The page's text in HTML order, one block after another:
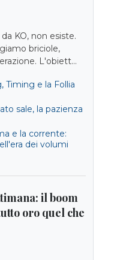
KO, non esiste.
briciole,
L'obiett...
Timing e la Follia
sale, la pazienza
e la corrente:
dei volumi
il boom
oro quel che